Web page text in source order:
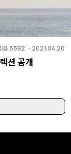
음 5592 ・ 2021.04.20
션 공개